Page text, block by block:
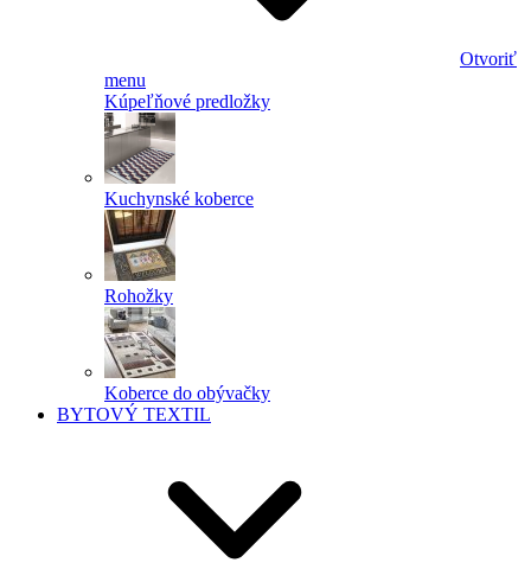
Otvoriť
menu
Kúpeľňové predložky
Kuchynské koberce
Rohožky
Koberce do obývačky
BYTOVÝ TEXTIL